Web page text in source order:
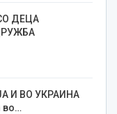
ДЕЦА
И ВО УКРАИНА
во…